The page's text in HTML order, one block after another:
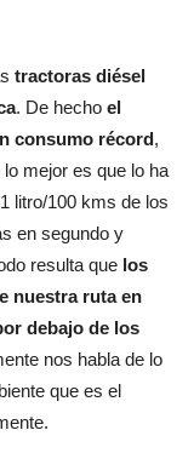
tractoras diésel
. De hecho el
consumo récord,
mejor es que lo ha
litro/100 kms de los
en segundo y
resulta que los
nuestra ruta en
debajo de los
nos habla de lo
que es el